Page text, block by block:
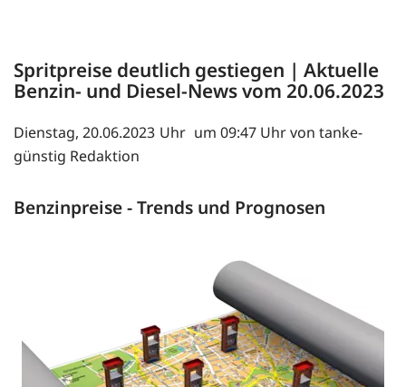
Spritpreise deutlich gestiegen | Aktuelle
Benzin- und Diesel-News vom 20.06.2023
Dienstag, 20.06.2023
um 09:47 Uhr von tanke-
günstig Redaktion
Benzinpreise - Trends und Prognosen